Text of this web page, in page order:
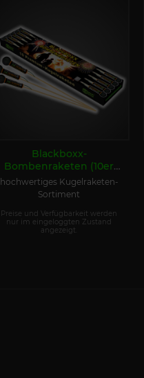
Blackboxx-
Bombenraketen (10er
Schtl. Kugelraketen)
hochwertiges Kugelraketen-
Sortiment
Preise und Verfügbarkeit werden
nur im eingeloggten Zustand
angezeigt.